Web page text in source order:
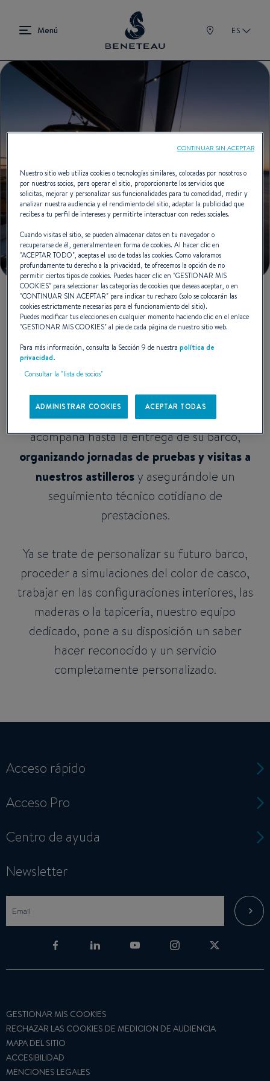
ES
Premium Service
Compuesto de expertos especialistas de la
definición y de lapersonalización de barcos de
más de 50 pies, el equipo Premium Service le
acompaña hasta la entrega de su barco,
organizando jornadas de pruebas y visitas a
nuestros astillerosy asegurándole un
seguimiento técnico cotidiano de
prestaciones.
Ya se trate de personalizar su futuro barco,
proceder a simulaciones del color de casco,
trabajar en las configuraciones interiores, las
maderas o la tapicería, nuestro equipo
dedicado, pone a su disposición un saber
hacer reconocido y un servicio
completamente personalizado.
Acceso rápido
Acceso Pro
Centro de ayuda
Newsletter
GESTIONAR MIS COOKIES
RECHAZAR LAS COOKIES DE MEDICION DE AUDIENCIA
MAPA DEL SITIO
ACCESIBILIDAD
MENCIONES LEGALES
Nuestro sitio web utiliza cookies o tecnologías similares, colocadas por nosotros o
por nuestros socios, para operar el sitio, proporcionarte los servicios que
solicitas, mejorar y personalizar sus funcionalidades para tu comodidad, medir y
analizar nuestra audiencia y el rendimiento del sitio, adaptar la publicidad que
recibes a tu perfil de intereses y permitirte interactuar con redes sociales.
Cuando visitas el sitio, se pueden almacenar datos en tu navegador o
recuperarse de él, generalmente en forma de cookies. Al hacer clic en
"ACEPTAR TODO", aceptas el uso de todas las cookies. Como valoramos
profundamente tu derecho a la privacidad, te ofrecemos la opción de no
permitir ciertos tipos de cookies. Puedes hacer clic en "GESTIONAR MIS
COOKIES" para seleccionar las categorías de cookies que deseas aceptar, o en
"CONTINUAR SIN ACEPTAR" para indicar tu rechazo (solo se colocarán las
cookies estrictamente necesarias para el funcionamiento del sitio).
Puedes modificar tus elecciones en cualquier momento haciendo clic en el enlace
"GESTIONAR MIS COOKIES" al pie de cada página de nuestro sitio web.
Para más información, consulta la Sección 9 de nuestrapolítica de
privacidad.
Consultar la "lista de socios"
ADMINISTRAR COOKIES ACEPTAR TODAS
CONTINUAR SIN ACEPTAR